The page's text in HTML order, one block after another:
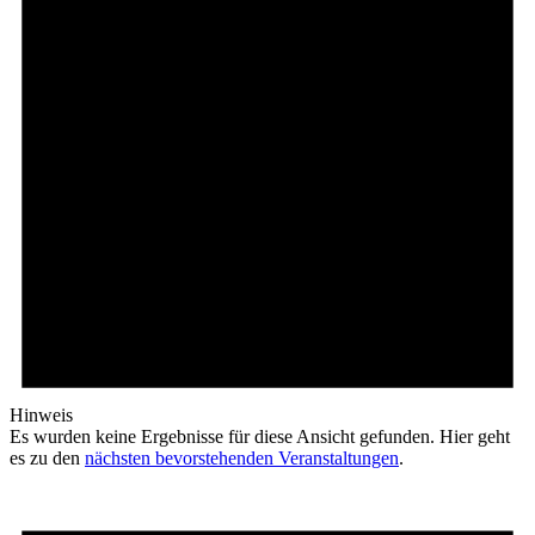
Hinweis
Es wurden keine Ergebnisse für diese Ansicht gefunden. Hier geht
es zu den nächsten bevorstehenden Veranstaltungen.